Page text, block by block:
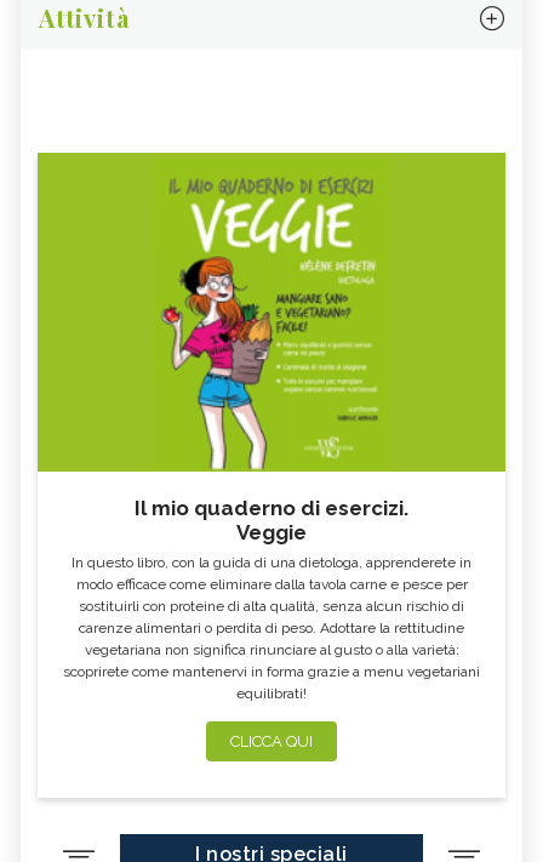
Attività
Il mio quaderno di esercizi.
Veggie
In questo libro, con la guida di una dietologa, apprenderete in
modo efficace come eliminare dalla tavola carne e pesce per
sostituirli con proteine di alta qualità, senza alcun rischio di
carenze alimentari o perdita di peso. Adottare la rettitudine
vegetariana non significa rinunciare al gusto o alla varietà:
scoprirete come mantenervi in forma grazie a menu vegetariani
equilibrati!
CLICCA QUI
I nostri speciali